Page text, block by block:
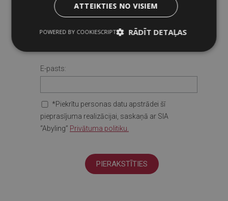
E-pasts:
*Piekrītu personas datu apstrādei šī
pieprasījuma realizācijai, saskaņā ar SIA
“Abyling” Privātuma politiku.
ATTEIKTIES NO VISIEM
RĀDĪT DETAĻAS
POWERED BY COOKIESCRIPT